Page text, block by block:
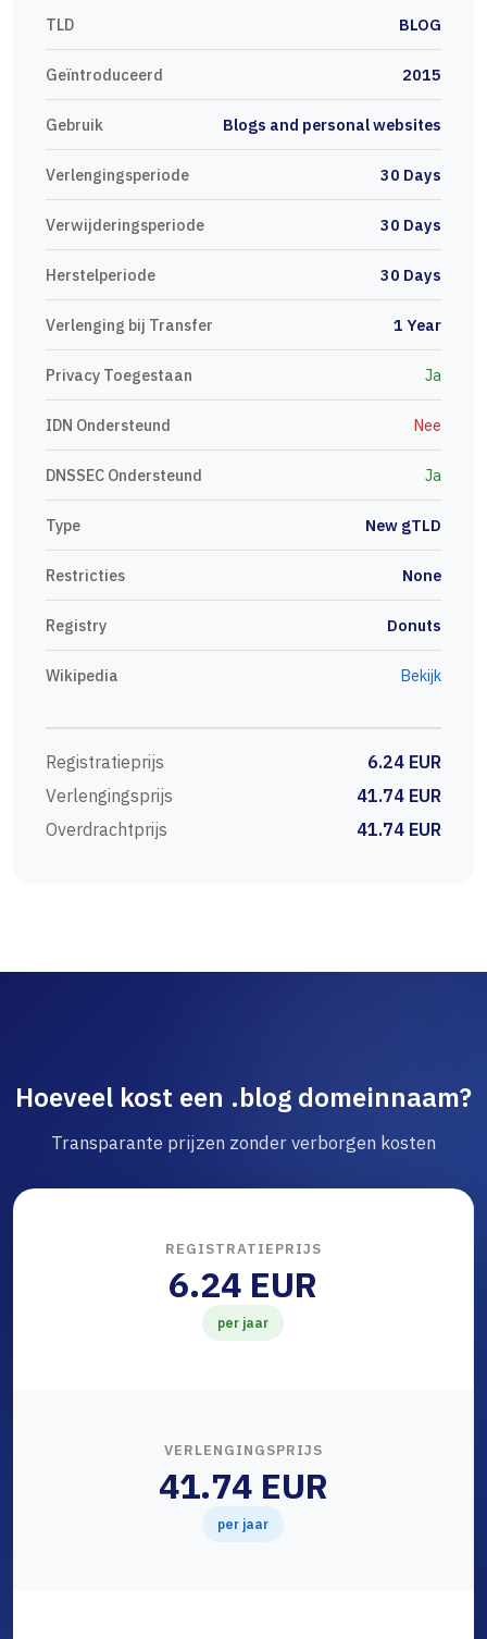
TLD BLOG
Geïntroduceerd 2015
Gebruik Blogs and personal websites
Verlengingsperiode 30 Days
Verwijderingsperiode 30 Days
Herstelperiode 30 Days
Verlenging bij Transfer 1 Year
Privacy Toegestaan Ja
IDN Ondersteund Nee
DNSSEC Ondersteund Ja
Type New gTLD
Restricties None
Registry Donuts
Wikipedia Bekijk
Registratieprijs
6.24 EUR
Verlengingsprijs
41.74 EUR
Overdrachtprijs
41.74 EUR
Hoeveel kost een .blog domeinnaam?
Transparante prijzen zonder verborgen kosten
REGISTRATIEPRIJS
6.24 EUR
per jaar
VERLENGINGSPRIJS
41.74 EUR
per jaar